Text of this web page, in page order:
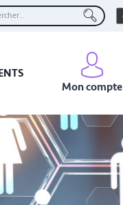
Mon compte